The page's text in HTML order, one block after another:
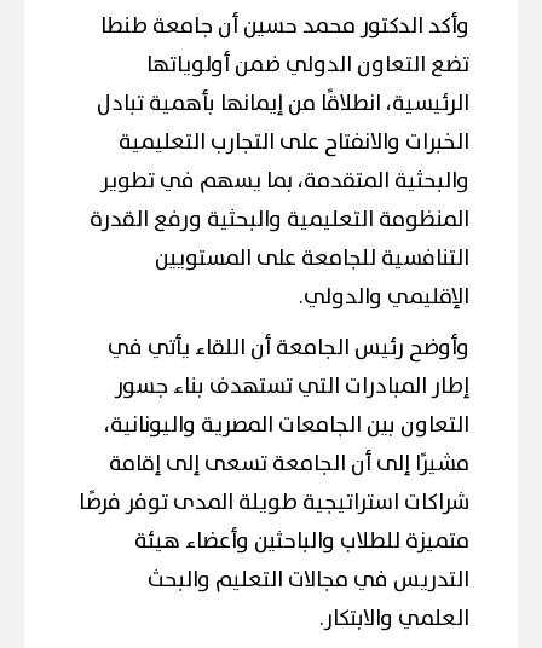
وأكد الدكتور محمد حسين أن جامعة طنطا
تضع التعاون الدولي ضمن أولوياتها
الرئيسية، انطلاقًا من إيمانها بأهمية تبادل
الخبرات والانفتاح على التجارب التعليمية
والبحثية المتقدمة، بما يسهم في تطوير
المنظومة التعليمية والبحثية ورفع القدرة
التنافسية للجامعة على المستويين
الإقليمي والدولي.
وأوضح رئيس الجامعة أن اللقاء يأتي في
إطار المبادرات التي تستهدف بناء جسور
التعاون بين الجامعات المصرية واليونانية،
مشيرًا إلى أن الجامعة تسعى إلى إقامة
شراكات استراتيجية طويلة المدى توفر فرصًا
متميزة للطلاب والباحثين وأعضاء هيئة
التدريس في مجالات التعليم والبحث
العلمي والابتكار.